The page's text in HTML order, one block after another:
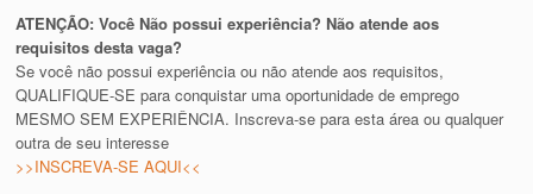
ATENÇÃO: Você Não possui experiência? Não atende aos
requisitos desta vaga?
Se você não possui experiência ou não atende aos requisitos,
QUALIFIQUE-SE para conquistar uma oportunidade de emprego
MESMO SEM EXPERIÊNCIA. Inscreva-se para esta área ou qualquer
outra de seu interesse
>>INSCREVA-SE AQUI<<